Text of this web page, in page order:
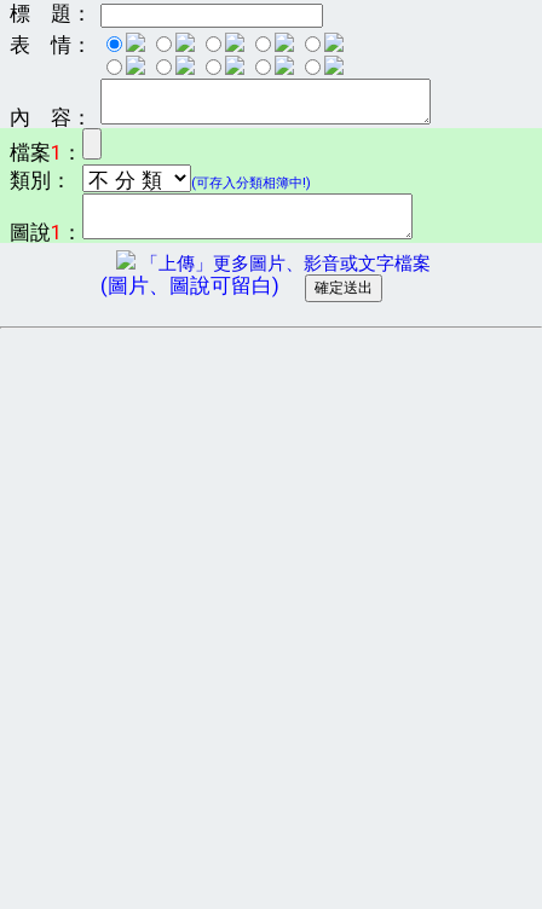
標 題：
表 情：
內 容：
檔案1 ：
類別：
(可存入分類相簿中!)
圖說1 ：
「上傳」更多圖片、影音或文字檔案
(圖片、圖說可留白)